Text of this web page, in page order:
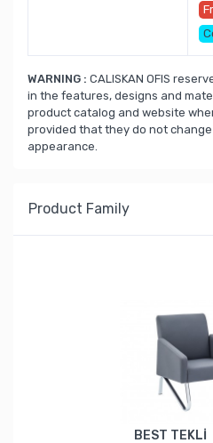
WARNING : CALISKAN OFIS
in the features, designs and
product catalog and website
provided that they do not
appearance.
Product Family
BEST TEKLİ